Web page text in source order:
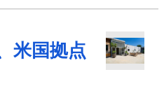
米国拠点